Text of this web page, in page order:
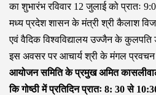
का शुभारंभ रविवार 12 जुलाई को प्रातः
मध्य प्रदेश शासन के मंत्री श्री कैलाश
एवं वैदिक विश्वविद्यालय उज्जैन के कुलपति
इस अवसर पर आचार्य श्री के मंगल प्रवचन
आयोजन समिति के प्रमुख अमित
कि गोष्ठी में प्रतिदिन प्रातः 8: 30 से